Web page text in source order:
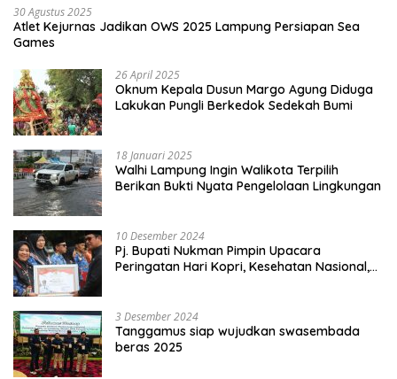
30 Agustus 2025
Atlet Kejurnas Jadikan OWS 2025 Lampung Persiapan Sea
Games
26 April 2025
Oknum Kepala Dusun Margo Agung Diduga
Lakukan Pungli Berkedok Sedekah Bumi
18 Januari 2025
Walhi Lampung Ingin Walikota Terpilih
Berikan Bukti Nyata Pengelolaan Lingkungan
10 Desember 2024
Pj. Bupati Nukman Pimpin Upacara
Peringatan Hari Kopri, Kesehatan Nasional,
3 Desember 2024
Tanggamus siap wujudkan swasembada
beras 2025